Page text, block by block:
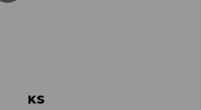
KS